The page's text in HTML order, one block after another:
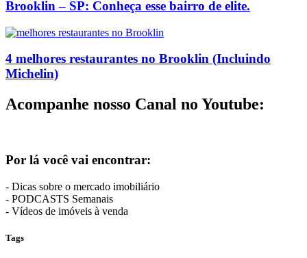
Brooklin – SP: Conheça esse bairro de elite.
4 melhores restaurantes no Brooklin (Incluindo
Michelin)
Acompanhe nosso Canal no Youtube:
Por lá você vai encontrar:
- Dicas sobre o mercado imobiliário
- PODCASTS Semanais
- Vídeos de imóveis à venda
Tags